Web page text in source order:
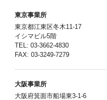
東京事業所
東京都江東区冬木11-17
イシマビル5階
TEL: 03-3662-4830
FAX: 03-3249-7279
大阪事業所
大阪府箕面市船場東3-1-6